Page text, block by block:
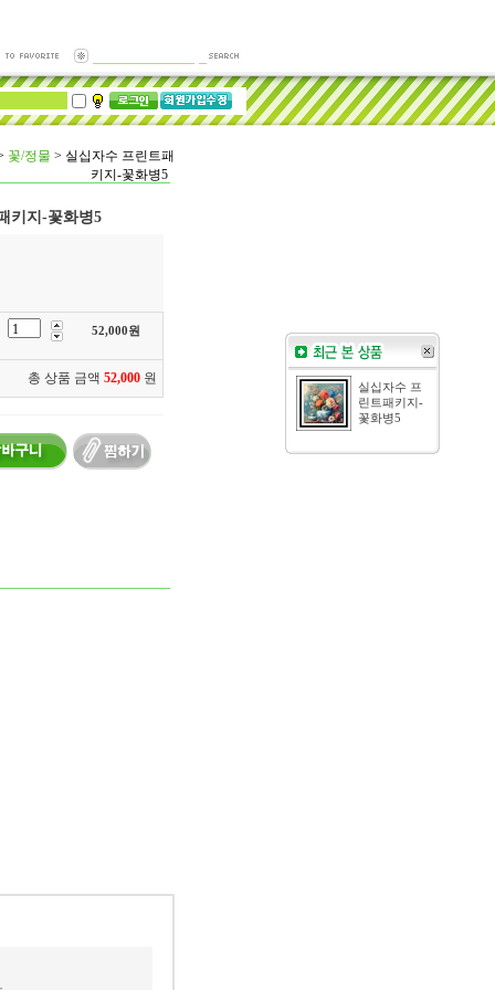
꽃/정물 > 실십자수 프린트패
키지-꽃화병5
키지-꽃화병5
52,000원
총 상품 금액 52,000 원
실십자수 프
린트패키지-
꽃화병5